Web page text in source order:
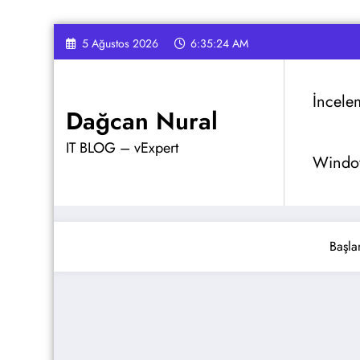
İçeriğe
atla
5 Ağustos 2026 6:35:25 AM
Dağcan Nural
IT BLOG – vExpert